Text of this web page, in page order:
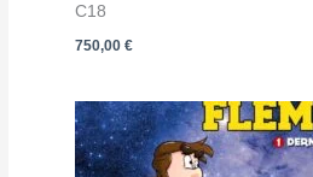
C18
750,00€